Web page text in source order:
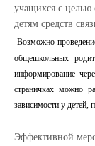
учащихся с целью
детям средств
Возможно
общешкольных
информирование
страничках можно
зависимости у детей,
Эффективной